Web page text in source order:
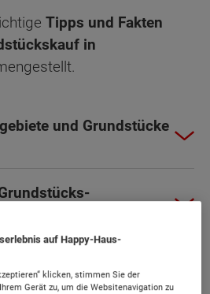
Tipps und Fakten
in
und Grundstücke
Präferenzen
auf Happy-Haus-
klicken, stimmen Sie der
Gerät zu, um die Websitenavigation zu